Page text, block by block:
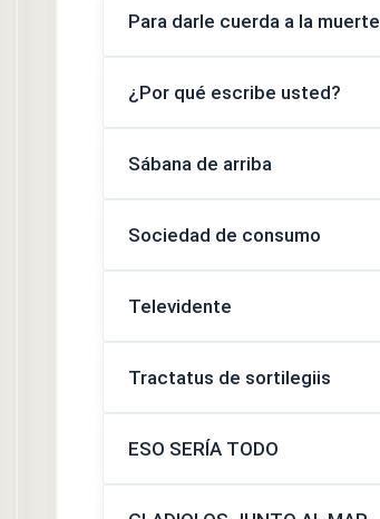
Para darle cuerda a la muerte
¿Por qué escribe usted?
Sábana de arriba
Sociedad de consumo
Televidente
Tractatus de sortilegiis
ESO SERÍA TODO